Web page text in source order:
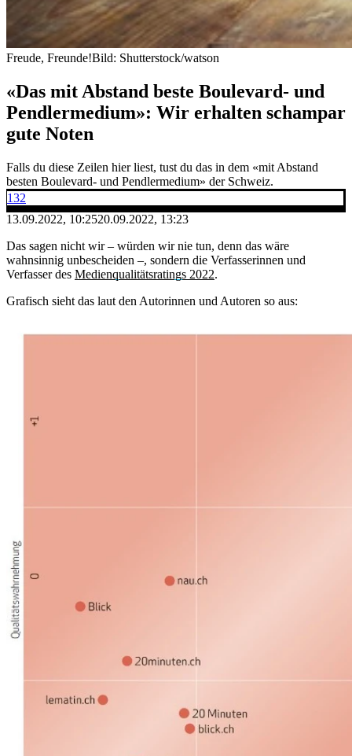
Freude, Freunde!Bild: Shutterstock/watson
«Das mit Abstand beste Boulevard- und
Pendlermedium»: Wir erhalten schampar
gute Noten
Falls du diese Zeilen hier liest, tust du das in dem «mit Abstand
besten Boulevard- und Pendlermedium» der Schweiz.
132
13.09.2022, 10:2520.09.2022, 13:23
Das sagen nicht wir – würden wir nie tun, denn das wäre
wahnsinnig unbescheiden –, sondern die Verfasserinnen und
Verfasser des Medienqualitätsratings 2022.
Grafisch sieht das laut den Autorinnen und Autoren so aus: